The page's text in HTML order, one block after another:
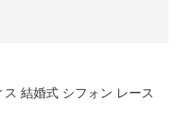
結婚式 シフォン レース